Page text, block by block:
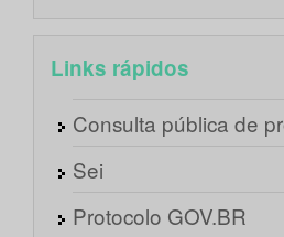
Links rápidos
Consulta pública de
Sei
Protocolo GOV.BR